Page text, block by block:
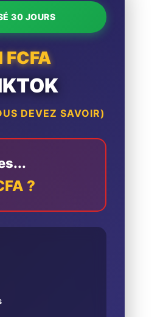
30 JOURS
FCFA
DEVEZ SAVOIR)
?